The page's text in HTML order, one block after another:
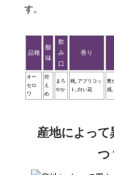
す。
品種
酸
味
飲
み
口
香り
オー
セロ
ワ
控
え
め
まろ
やか
桃, アプリコッ
ト, 白い花
豊
感,
産地によって
つ